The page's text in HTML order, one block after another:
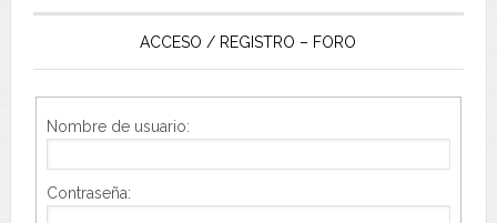
ACCESO / REGISTRO – FORO
Nombre de usuario:
Contraseña: